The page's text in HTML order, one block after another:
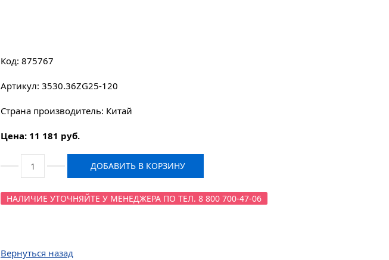
Код: 875767
Артикул: 3530.36ZG25-120
Страна производитель: Китай
Цена: 11 181 руб.
ДОБАВИТЬ В КОРЗИНУ
НАЛИЧИЕ УТОЧНЯЙТЕ У МЕНЕДЖЕРА ПО ТЕЛ. 8 800 700-47-06
Вернуться назад